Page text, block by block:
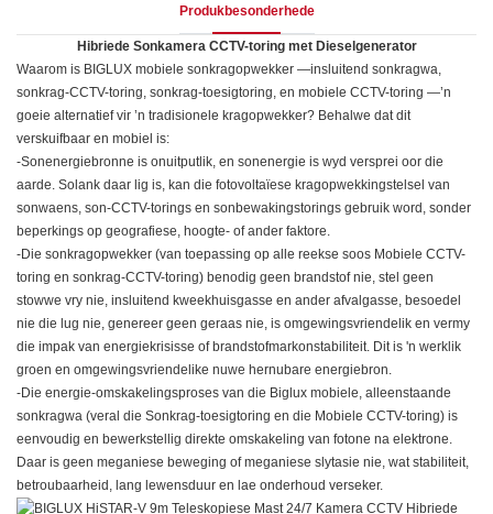
Produkbesonderhede
Hibriede Sonkamera CCTV-toring met Dieselgenerator
Waarom is BIGLUX mobiele sonkragopwekker —insluitend sonkragwa,
sonkrag-CCTV-toring, sonkrag-toesigtoring, en mobiele CCTV-toring —’n
goeie alternatief vir ’n tradisionele kragopwekker? Behalwe dat dit
verskuifbaar en mobiel is:
-Sonenergiebronne is onuitputlik, en sonenergie is wyd versprei oor die
aarde. Solank daar lig is, kan die fotovoltaïese kragopwekkingstelsel van
sonwaens, son-CCTV-torings en sonbewakingstorings gebruik word, sonder
beperkings op geografiese, hoogte- of ander faktore.
-Die sonkragopwekker (van toepassing op alle reekse soos Mobiele CCTV-
toring en sonkrag-CCTV-toring) benodig geen brandstof nie, stel geen
stowwe vry nie, insluitend kweekhuisgasse en ander afvalgasse, besoedel
nie die lug nie, genereer geen geraas nie, is omgewingsvriendelik en vermy
die impak van energiekrisisse of brandstofmarkonstabiliteit. Dit is 'n werklik
groen en omgewingsvriendelike nuwe hernubare energiebron.
-Die energie-omskakelingsproses van die Biglux mobiele, alleenstaande
sonkragwa (veral die Sonkrag-toesigtoring en die Mobiele CCTV-toring) is
eenvoudig en bewerkstellig direkte omskakeling van fotone na elektrone.
Daar is geen meganiese beweging of meganiese slytasie nie, wat stabiliteit,
betroubaarheid, lang lewensduur en lae onderhoud verseker.